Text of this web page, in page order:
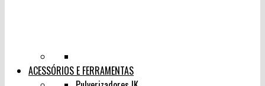
ACESSÓRIOS E FERRAMENTAS